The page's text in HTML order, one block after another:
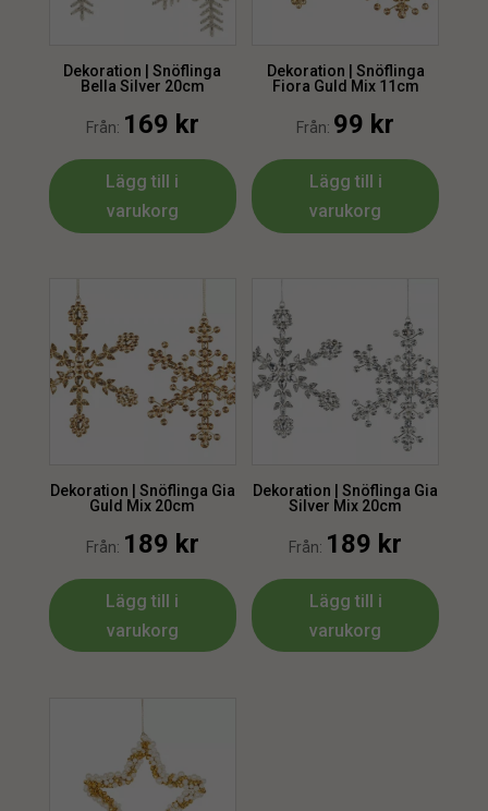
Dekoration | Snöflinga
Bella Silver 20cm
Från: 169 kr
Lägg till i
varukorg
Dekoration | Snöflinga
Fiora Guld Mix 11cm
Från: 99 kr
Lägg till i
varukorg
Dekoration | Snöflinga Gia
Guld Mix 20cm
Från: 189 kr
Lägg till i
varukorg
Dekoration | Snöflinga Gia
Silver Mix 20cm
Från: 189 kr
Lägg till i
varukorg